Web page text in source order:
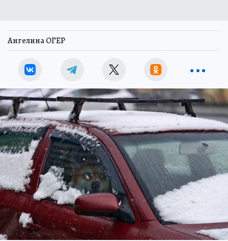
Ангелина ОГЕР